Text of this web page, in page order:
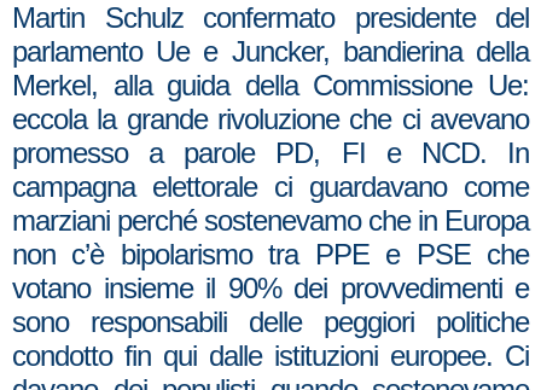
Martin Schulz confermato presidente del
parlamento Ue e Juncker, bandierina della
Merkel, alla guida della Commissione Ue:
eccola la grande rivoluzione che ci avevano
promesso a parole PD, FI e NCD. In
campagna elettorale ci guardavano come
marziani perché sostenevamo che in Europa
non c’è bipolarismo tra PPE e PSE che
votano insieme il 90% dei provvedimenti e
sono responsabili delle peggiori politiche
condotto fin qui dalle istituzioni europee. Ci